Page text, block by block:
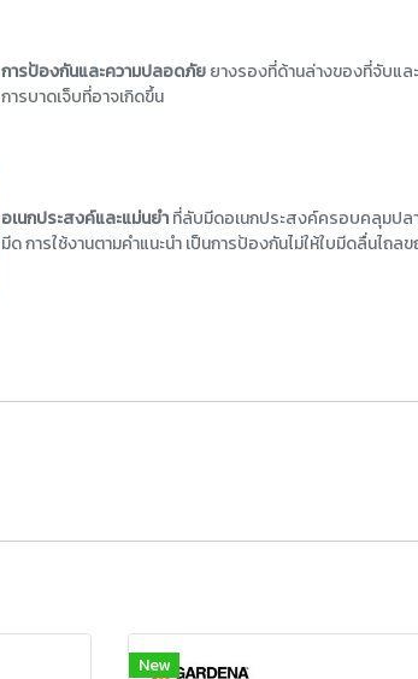
การป้องกันและความปลอดภัยยางรองที่ด้านล่างของที่จับแล
การบาดเจ็บที่อาจเกิดขึ้น
อเนกประสงค์และแม่นยำที่ลับมีดอเนกประสงค์ครอบคลุมปล
มีด การใช้งานตามคำแนะนำ เป็นการป้องกันไม่ให้ใบมีดลื่นไถ
New